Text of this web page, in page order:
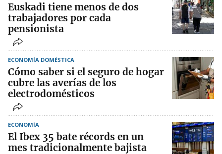
Euskadi tiene menos de dos
trabajadores por cada
pensionista
ECONOMÍA DOMÉSTICA
Cómo saber si el seguro de hogar
cubre las averías de los
electrodomésticos
ECONOMÍA
El Ibex 35 bate récords en un
mes tradicionalmente bajista